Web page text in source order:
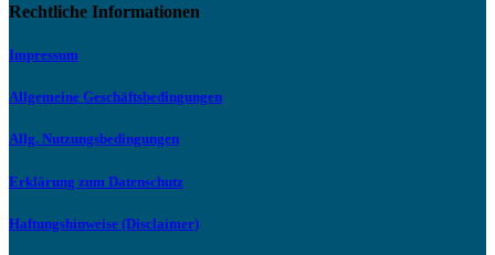
Rechtliche Informationen
Impressum
Allgemeine Geschäftsbedingungen
Allg. Nutzungsbedingungen
Erklärung zum Datenschutz
Haftungshinweise (Disclaimer)